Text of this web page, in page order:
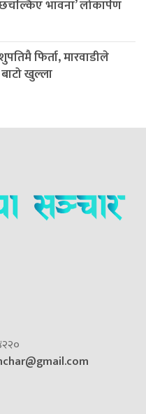
भावना’ लोकार्पण
फिर्ता, मारवाडीले
खुल्ला